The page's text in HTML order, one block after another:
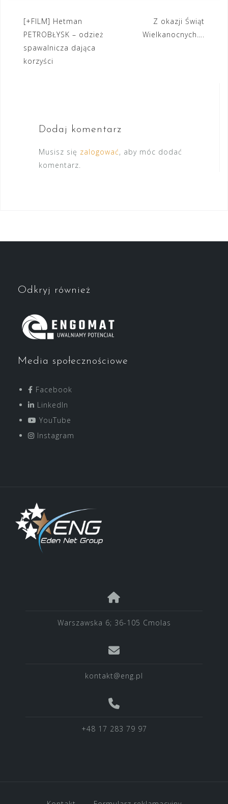
Nawigacja
wpisu
[+FILM] Hetman
PETROBŁYSK – odzież
spawalnicza dająca
korzyści
Z okazji Świąt
Wielkanocnych….
Dodaj komentarz
Musisz się zalogować, aby móc dodać
komentarz.
Odkryj również
Media społecznościowe
Facebook
LinkedIn
YouTube
Instagram
Warszawska 6; 36-105 Cmolas
kontakt@eng.pl
+48 17 283 79 97